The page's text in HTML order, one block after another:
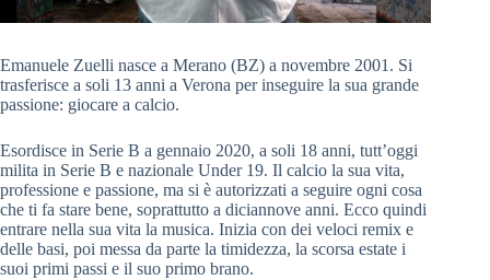
Emanuele Zuelli nasce a Merano (BZ) a novembre 2001. Si
trasferisce a soli 13 anni a Verona per inseguire la sua grande
passione: giocare a calcio.
Esordisce in Serie B a gennaio 2020, a soli 18 anni, tutt’oggi
milita in Serie B e nazionale Under 19. Il calcio la sua vita,
professione e passione, ma si è autorizzati a seguire ogni cosa
che ti fa stare bene, soprattutto a diciannove anni. Ecco quindi
entrare nella sua vita la musica. Inizia con dei veloci remix e
delle basi, poi messa da parte la timidezza, la scorsa estate i
suoi primi passi e il suo primo brano.